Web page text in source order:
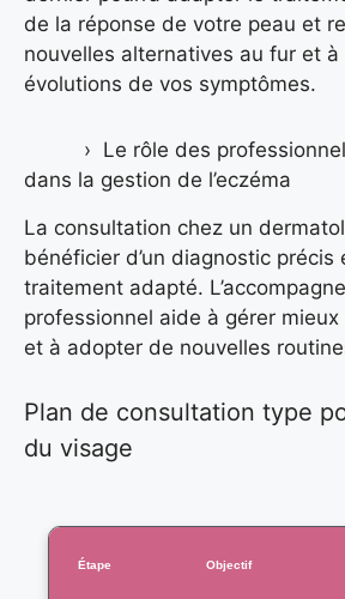
de la réponse de votre peau et
nouvelles alternatives au fur et à
évolutions de vos symptômes.
Le rôle des
dans la gestion de l’eczéma
La consultation chez un
bénéficier d’un diagnostic précis
traitement adapté.
professionnel aide à gérer
et à adopter de nouvelles
Plan de consultation type
du visage
Étape Objectif